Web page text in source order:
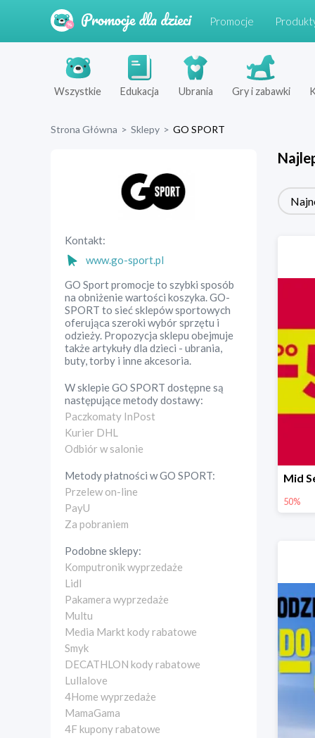
Promocje
Wszystkie Edukacja Ubrania Gry i zabawki
Strona Główna > Sklepy > GO SPORT
Kontakt:
www.go-sport.pl
GO Sport promocje to szybki sposób
na obniżenie wartości koszyka. GO-
SPORT to sieć sklepów sportowych
oferująca szeroki wybór sprzętu i
odzieży. Propozycja sklepu obejmuje
także artykuły dla dzieci - ubrania,
buty, torby i inne akcesoria.
W sklepieGO SPORT dostępne są
następujące metody dostawy:
Paczkomaty InPost
Kurier DHL
Odbiór w salonie
Metody płatności wGO SPORT:
Przelew on-line
PayU
Za pobraniem
Podobne sklepy:
Komputronik wyprzedaże
Lidl
Pakamera wyprzedaże
Multu
Media Markt kody rabatowe
Smyk
DECATHLON kody rabatowe
Lullalove
4Home wyprzedaże
MamaGama
4F kupony rabatowe
50%